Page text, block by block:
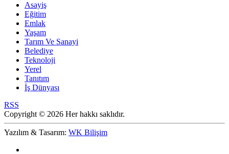
Asayiş
Eğitim
Emlak
Yaşam
Tarım Ve Sanayi
Belediye
Teknoloji
Yerel
Tanıtım
İş Dünyası
RSS
Copyright © 2026 Her hakkı saklıdır.
Yazılım & Tasarım: WK Bilişim